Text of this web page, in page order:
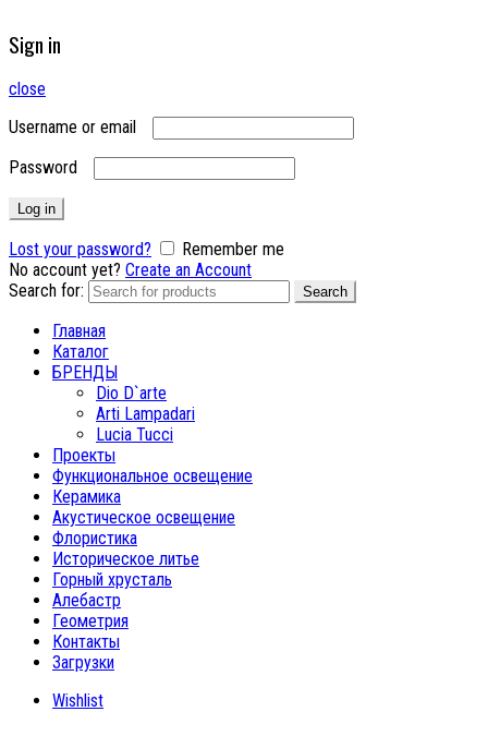
Sign in
close
Username or email
Password
Log in
Lost your password?
Remember me
No account yet? Create an Account
Search for:
Search
Главная
Каталог
БРЕНДЫ
Dio D`arte
Arti Lampadari
Lucia Tucci
Проекты
Функциональное освещение
Керамика
Акустическое освещение
Флористика
Историческое литье
Горный хрусталь
Алебастр
Геометрия
Контакты
Загрузки
Wishlist